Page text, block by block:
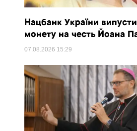
Нацбанк України
монету на честь Йоана
07.08.2026 15:29